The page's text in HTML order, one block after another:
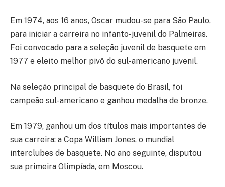
Em 1974, aos 16 anos, Oscar mudou-se para São Paulo,
para iniciar a carreira no infanto-juvenil do Palmeiras.
Foi convocado para a seleção juvenil de basquete em
1977 e eleito melhor pivô do sul-americano juvenil.
Na seleção principal de basquete do Brasil, foi
campeão sul-americano e ganhou medalha de bronze.
Em 1979, ganhou um dos títulos mais importantes de
sua carreira: a Copa William Jones, o mundial
interclubes de basquete. No ano seguinte, disputou
sua primeira Olimpíada, em Moscou.